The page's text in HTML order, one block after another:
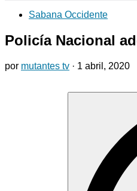
Sabana Occidente
Policía Nacional
por mutantes tv · 1 abril, 2020